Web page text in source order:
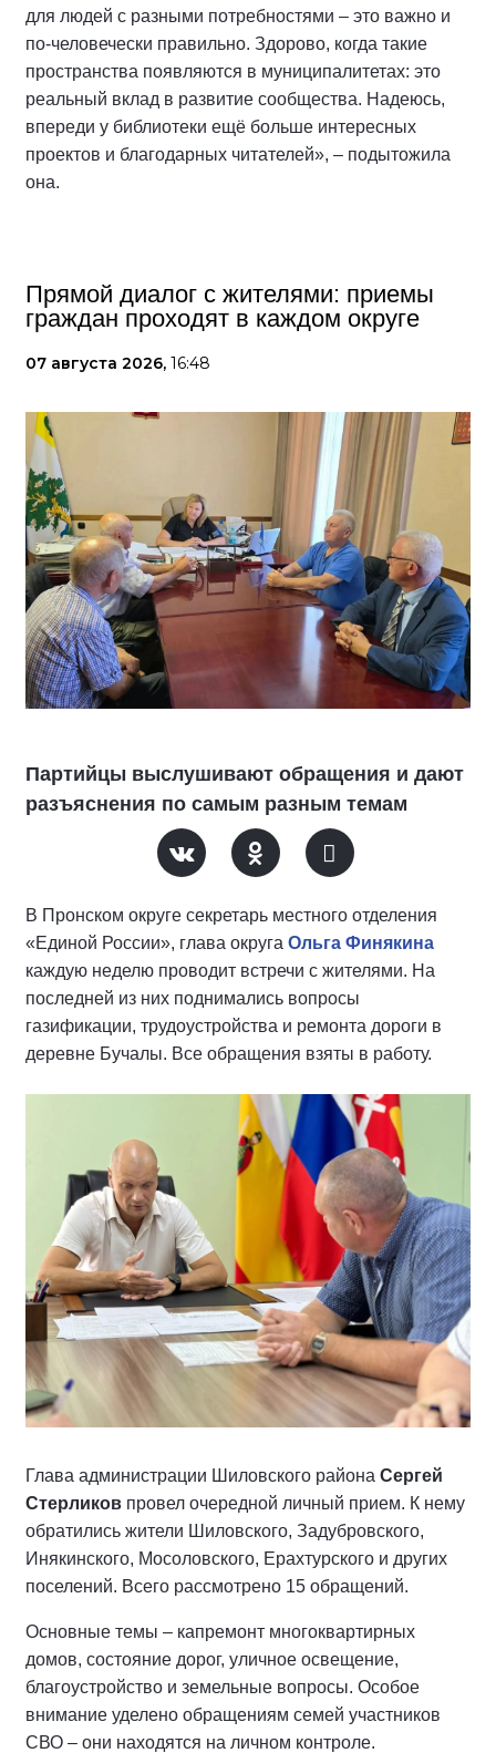
для людей с разными потребностями – это важно и
по-человечески правильно. Здорово, когда такие
пространства появляются в муниципалитетах: это
реальный вклад в развитие сообщества. Надеюсь,
впереди у библиотеки ещё больше интересных
проектов и благодарных читателей», – подытожила
она.
Прямой диалог с жителями: приемы
граждан проходят в каждом округе
07 августа 2026, 16:48
Партийцы выслушивают обращения и дают
разъяснения по самым разным темам
В Пронском округе секретарь местного отделения
«Единой России», глава округа Ольга Финякина
каждую неделю проводит встречи с жителями. На
последней из них поднимались вопросы
газификации, трудоустройства и ремонта дороги в
деревне Бучалы. Все обращения взяты в работу.
Глава администрации Шиловского района Сергей
Стерликов провел очередной личный прием. К нему
обратились жители Шиловского, Задубровского,
Инякинского, Мосоловского, Ерахтурского и других
поселений. Всего рассмотрено 15 обращений.
Основные темы – капремонт многоквартирных
домов, состояние дорог, уличное освещение,
благоустройство и земельные вопросы. Особое
внимание уделено обращениям семей участников
СВО – они находятся на личном контроле.